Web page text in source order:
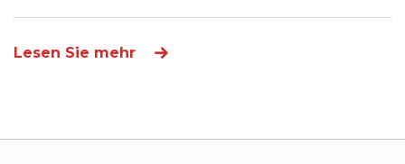
Lesen Sie mehr